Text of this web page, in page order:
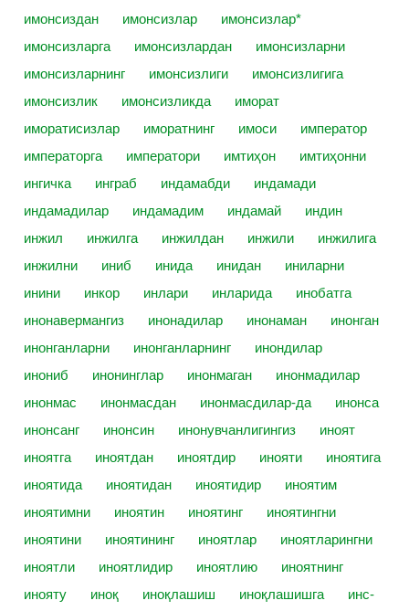
имонсиздан
имонсизлар
имонсизлар*
имонсизларга
имонсизлардан
имонсизларни
имонсизларнинг
имонсизлиги
имонсизлигига
имонсизлик
имонсизликда
иморат
иморатисизлар
иморатнинг имоси
император
императорга
императори имтиҳон
имтиҳонни
ингичка
инграб индамабди
индамади
индамадилар
индамадим индамай
индин
инжил
инжилга инжилдан инжили
инжилига
инжилни
иниб инида инидан
иниларни
инини
инкор инлари инларида
инобатга
инонавермангиз
инонадилар инонаман
инонган
инонганларни
инонганларнинг
инондилар
инониб
инонинглар инонмаган
инонмадилар
инонмас
инонмасдан инонмасдилар-да
инонса
инонсанг
инонсин инонувчанлигингиз
иноят
иноятга
иноятдан иноятдир инояти
иноятига
иноятида
иноятидан иноятидир
иноятим
иноятимни
иноятин иноятинг
иноятингни
иноятини
иноятининг иноятлар
иноятларингни
иноятли
иноятлидир иноятлию
иноятнинг
инояту
иноқ иноқлашиш иноқлашишга
инс-